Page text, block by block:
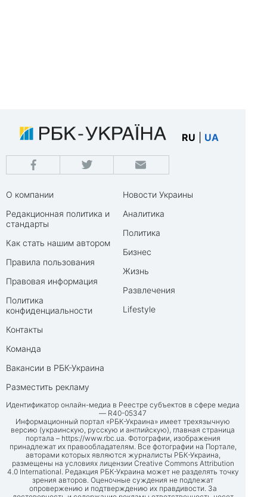
RU UA
О компании
Редакционная политика и
стандарты
Как стать нашим автором
Правила пользования
Правовая информация
Политика
конфиденциальности
Контакты
Команда
Вакансии в РБК-Украина
Разместить рекламу
Новости Украины
Аналитика
Политика
Бизнес
Жизнь
Развлечения
Lifestyle
Идентификатор онлайн-медиа в Реестре субъектов в сфере медиа
— R40-05347
Информационный портал «РБК-Украина» имеет трехязычную
версию (украинскую, русскую и английскую), главная страница
портала – https://www.rbc.ua. Фотографии, изображения
принадлежат их правообладателям. Все фотографии на Портале,
авторами которых являются журналисты РБК-Украина,
размещены на условиях лицензии Creative Commons Attribution
4.0 International. Редакция РБК-Украина может не разделять точку
зрения авторов. Оценочные суждения не подлежат
опровержению и подтверждению их правдивости. За